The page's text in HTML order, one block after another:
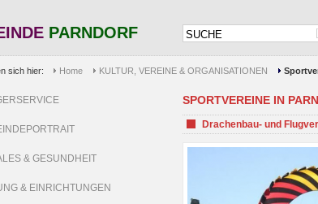
PARNDORF
sich hier: Home KULTUR, VEREINE & ORGANISATIONEN
& GESUNDHEIT
& EINRICHTUNGEN
SPORTVEREINE IN
Drachenbau- und